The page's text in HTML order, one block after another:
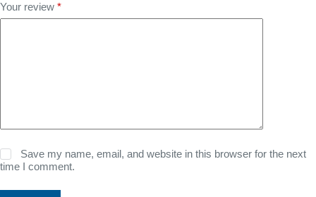
Your review *
Save my name, email, and website in this browser for the next
time I comment.